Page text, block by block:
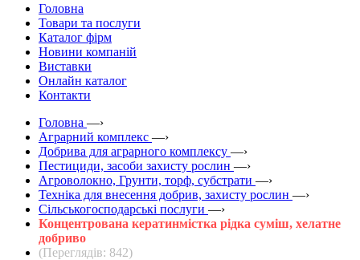
Головна
Товари та послуги
Каталог фірм
Новини компаній
Виставки
Онлайн каталог
Контакти
Головна —›
Аграрний комплекс —›
Добрива для аграрного комплексу —›
Пестициди, засоби захисту рослин —›
Агроволокно, Грунти, торф, субстрати —›
Техніка для внесення добрив, захисту рослин —›
Сільськогосподарські послуги —›
Концентрована кератинмістка рідка суміш, хелатне
добриво
(Переглядів: 842)